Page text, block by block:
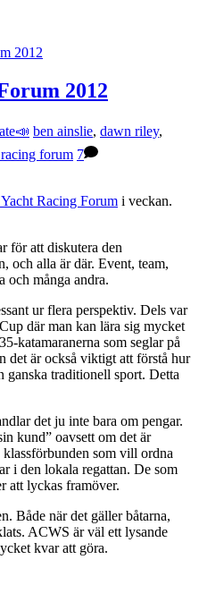
2012
ben ainslie, dawn riley,
forum 7
Racing Forum i veckan.
för att diskutera den
och alla är där. Event, team,
och många andra.
ur flera perspektiv. Dels var
där man kan lära sig mycket
katamaranerna som seglar på
det är också viktigt att förstå hur
ganska traditionell sport. Detta
det ju inte bara om pengar.
kund” oavsett om det är
som vill ordna
i den lokala regattan. De som
att lyckas framöver.
Både när det gäller båtarna,
ACWS är väl ett lysande
kvar att göra.